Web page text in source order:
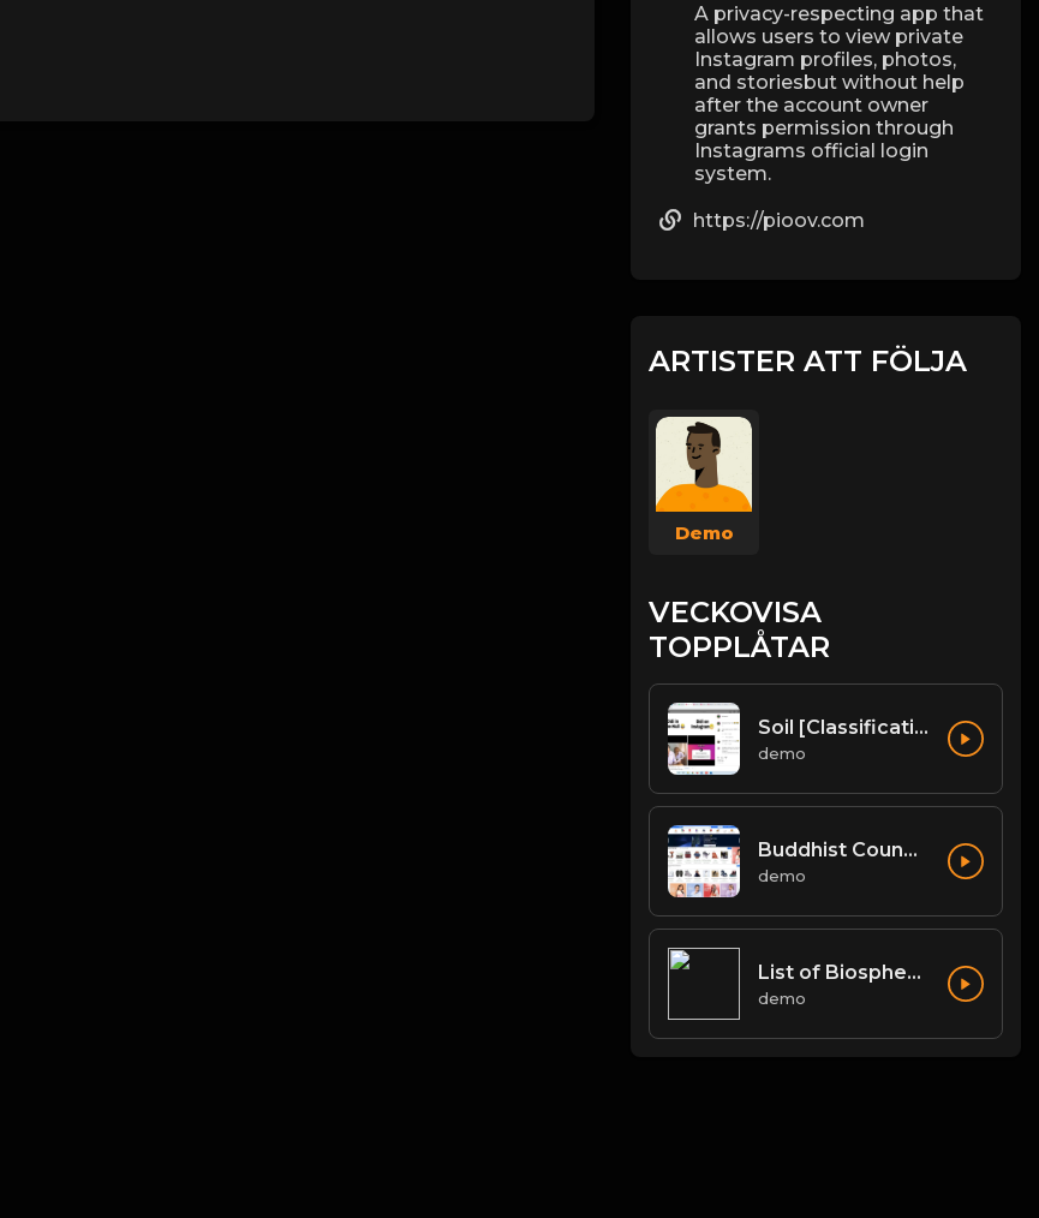
A privacy-respecting app that
allows users to view private
Instagram profiles, photos,
and storiesbut without help
after the account owner
grants permission through
Instagrams official login
system.
https://pioov.com
ARTISTER ATT FÖLJA
Demo
VECKOVISA
TOPPLÅTAR
Soil [Classification of Soil, Soil Erosion, Soil Conservation]
demo
Buddhist Councils and Important Texts
demo
List of Biosphere Reserves in India
demo